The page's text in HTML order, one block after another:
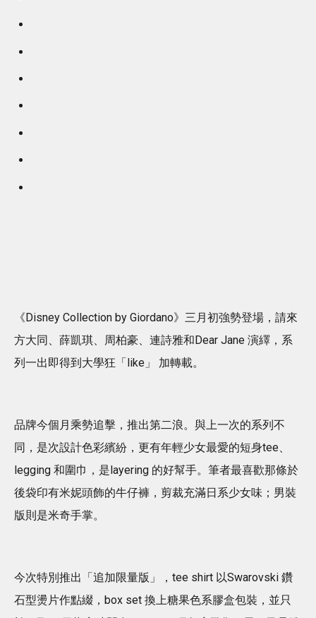
《Disney Collection by Giordano》三月初強勢登場，請來
方大同、薛凱琪、周柏豪、連詩雅和Dear Jane 演繹，系
列一出即得到大學狂「like」 加轉載。
品牌今個月乘勢追擊，推出第二浪。與上一次的系列不
同，是次設計色彩繽紛，更有年輕少女最愛的短身tee、
legging 和圍巾，是layering 的好幫手。筆者最喜歡那條於
後袋印有米妮頭飾的牛仔褲，剪裁充滿日系少女味；男裝
版則是米奇手掌。
今次特別推出「追加限量版」，tee shirt 以Swarovski 鑽
石型燙片作點綴，box set 換上糖果色系膠盒包裝，並只